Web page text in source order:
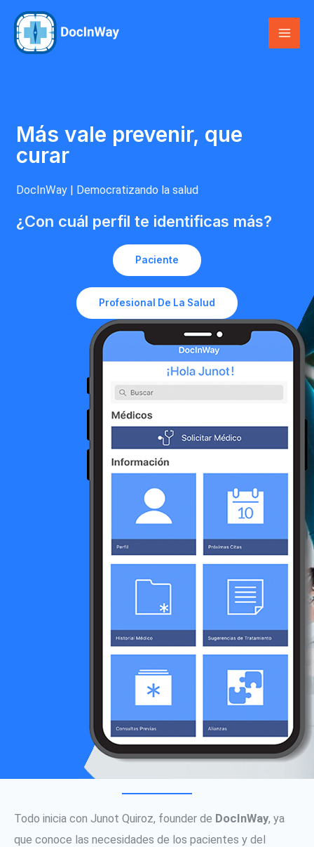
contenido
Más vale prevenir, que
curar
DocInWay | Democratizando la salud
¿Con cuál perfil te identificas más?
Paciente
Profesional De La Salud
Todo inicia con Junot Quiroz, founder de DocInWay, ya
que conoce las necesidades de los pacientes y del